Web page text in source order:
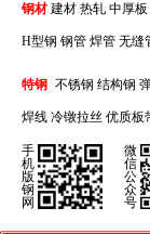
钢材 建材 热轧 中厚板
H型钢 钢管 焊管 无缝
特钢 不锈钢 结构钢
焊线 冷镦拉丝 优质板
手
机
版
钢
网
微
信
公
众
号